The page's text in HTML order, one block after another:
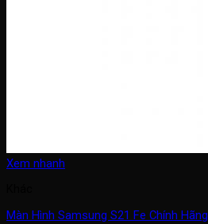
Xem nhanh
Màn Hình Samsung S21 Fe Chính Hãng